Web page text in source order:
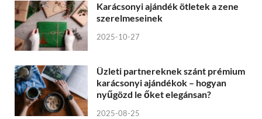
Karácsonyi ajándék ötletek a zene
szerelmeseinek
2025-10-27
Üzleti partnereknek szánt prémium
karácsonyi ajándékok – hogyan
nyűgözd le őket elegánsan?
2025-08-25